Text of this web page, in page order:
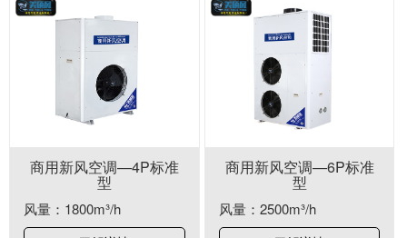
商用新风空调—4P标准
型
风量：1800m³/h
商用新风空调—6P标准
型
风量：2500m³/h